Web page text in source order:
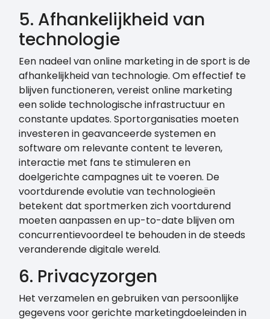
5. Afhankelijkheid van
technologie
Een nadeel van online marketing in de sport is de
afhankelijkheid van technologie. Om effectief te
blijven functioneren, vereist online marketing
een solide technologische infrastructuur en
constante updates. Sportorganisaties moeten
investeren in geavanceerde systemen en
software om relevante content te leveren,
interactie met fans te stimuleren en
doelgerichte campagnes uit te voeren. De
voortdurende evolutie van technologieën
betekent dat sportmerken zich voortdurend
moeten aanpassen en up-to-date blijven om
concurrentievoordeel te behouden in de steeds
veranderende digitale wereld.
6. Privacyzorgen
Het verzamelen en gebruiken van persoonlijke
gegevens voor gerichte marketingdoeleinden in